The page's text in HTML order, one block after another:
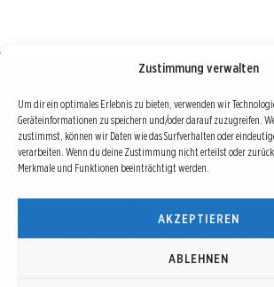
Zustimmung verwalten
Um dir ein optimales Erlebnis zu bieten, verwenden wir
Geräteinformationen zu speichern und/oder darauf zuzugreifen.
zustimmst, können wir Daten wie das Surfverhalten oder
verarbeiten. Wenn du deine Zustimmung nicht erteilst oder
Merkmale und Funktionen beeinträchtigt werden.
AKZEPTIEREN
ABLEHNEN
Börse : lokal, international, global
Erfolgreiche Börsengeschäfte bedingen vor allem drei Dinge:
richtige Interpretationen und unabhängige Informationsquellen.
auch die redaktionelle Leitlinie von Börse Global.
Hinter Börse Global steht ein Team von erfahrenen
seit Jahrzehnten Börse in all ihren Facetten leben und mit
interessierten Lesern und Investoren ein Angebot machen
Entwicklungen, Tendenzen, Chancen und Risiken von Börsen-